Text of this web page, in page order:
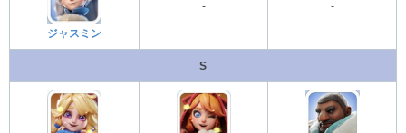
ジャスミン
- -
S